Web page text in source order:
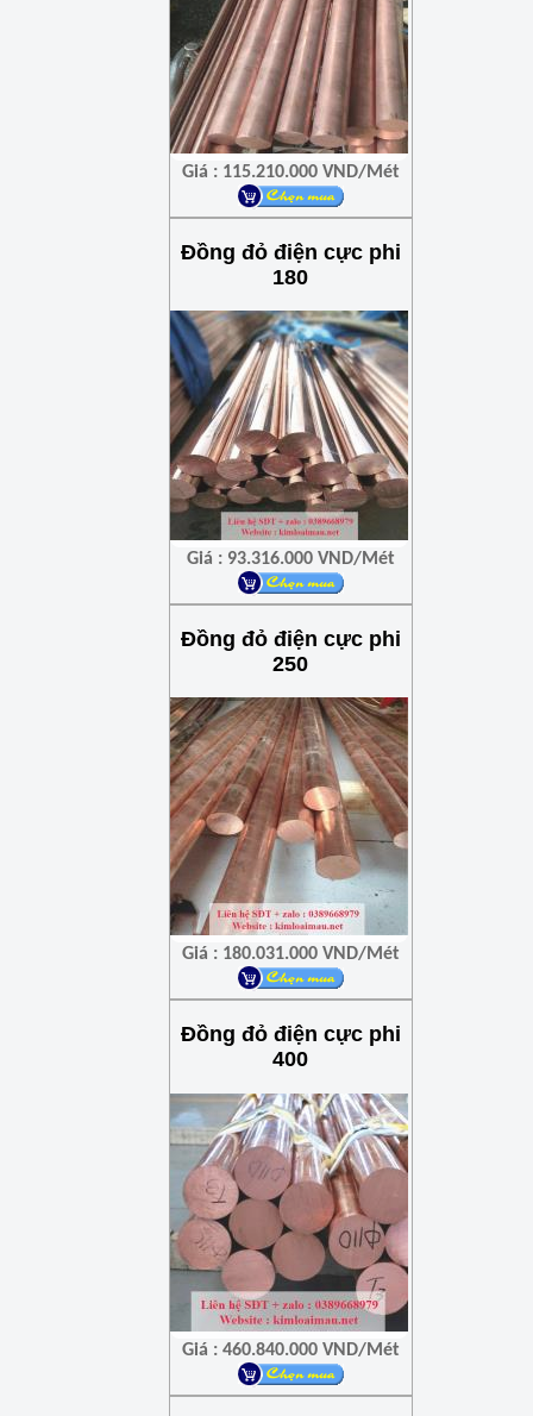
Giá : 115.210.000 VND/Mét
Đồng đỏ điện cực phi
180
Giá : 93.316.000 VND/Mét
Đồng đỏ điện cực phi
250
Giá : 180.031.000 VND/Mét
Đồng đỏ điện cực phi
400
Giá : 460.840.000 VND/Mét